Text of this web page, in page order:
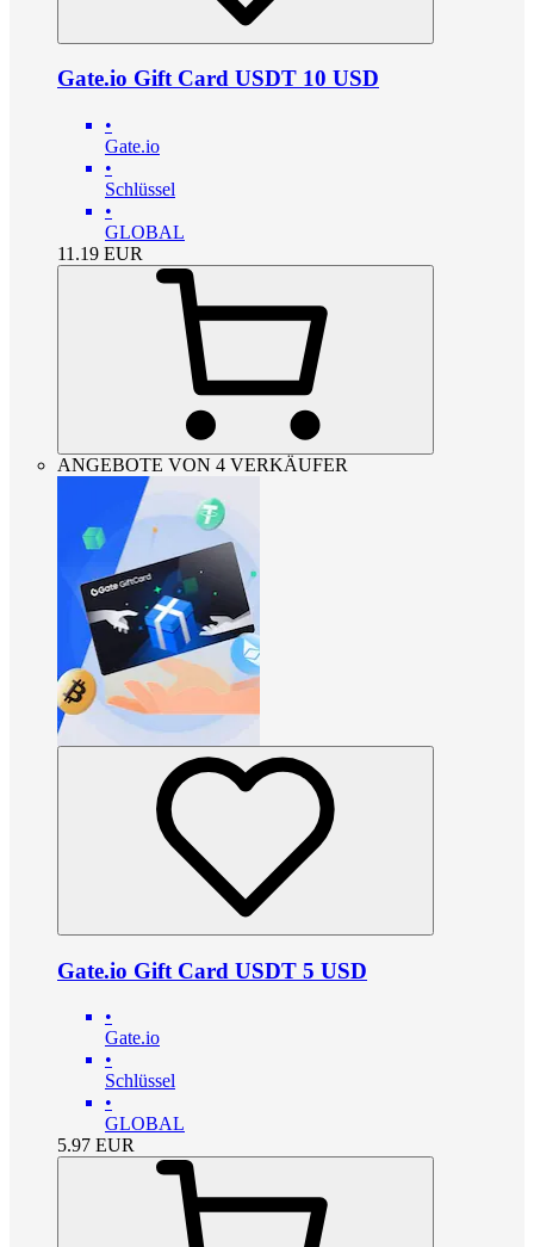
Gate.io Gift Card USDT 10 USD
•
Gate.io
•
Schlüssel
•
GLOBAL
11.19 EUR
ANGEBOTE VON 4 VERKÄUFER
Gate.io Gift Card USDT 5 USD
•
Gate.io
•
Schlüssel
•
GLOBAL
5.97 EUR